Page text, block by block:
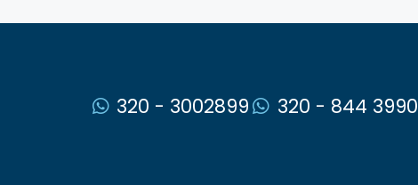
320 - 3002899 320 - 844 3990